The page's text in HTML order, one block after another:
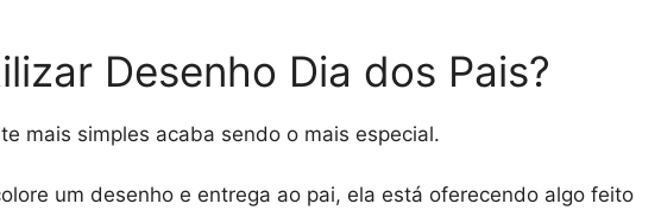
Desenho Dia dos Pais?
mais simples acaba sendo o mais especial.
um desenho e entrega ao pai, ela está oferecendo algo feito